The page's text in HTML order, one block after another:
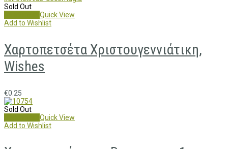
Sold Out
Quick View
Add to Wishlist
Χαρτοπετσέτα Χριστουγεννιάτικη,
Wishes
€0.25
Sold Out
Quick View
Add to Wishlist